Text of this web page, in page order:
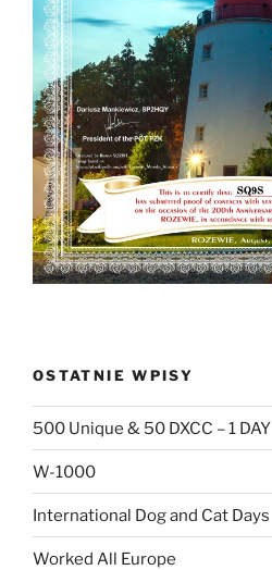
OSTATNIE WPISY
500 Unique & 50 DXCC – 1 DAY
W-1000
International Dog and Cat Days
Worked All Europe